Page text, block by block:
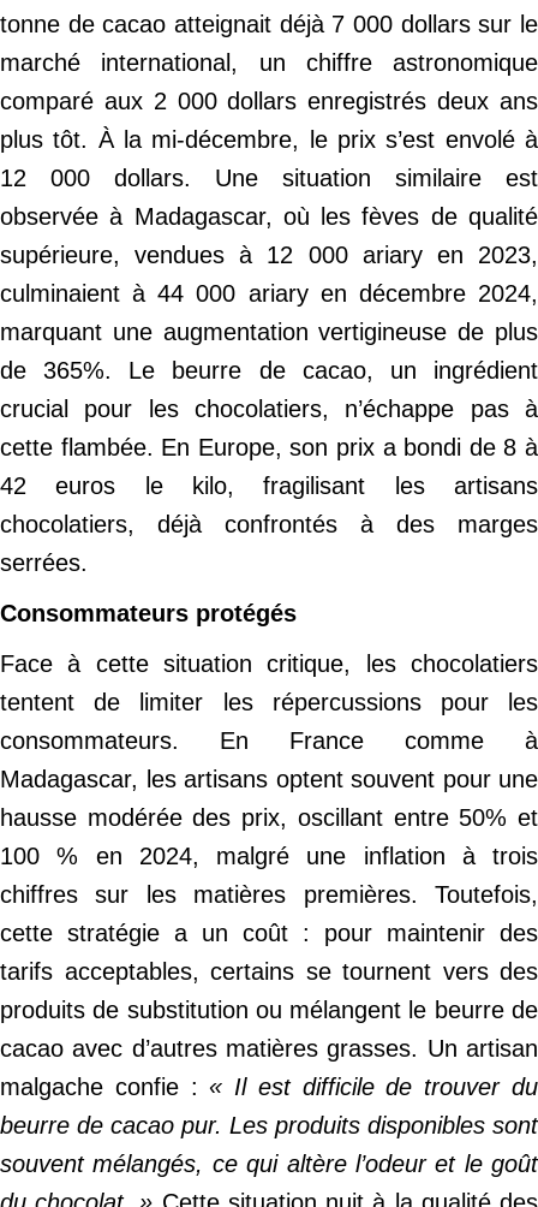
tonne de cacao atteignait déjà 7 000 dollars sur le
marché international, un chiffre astronomique
comparé aux 2 000 dollars enregistrés deux ans
plus tôt. À la mi-décembre, le prix s’est envolé à
12 000 dollars. Une situation similaire est
observée à Madagascar, où les fèves de qualité
supérieure, vendues à 12 000 ariary en 2023,
culminaient à 44 000 ariary en décembre 2024,
marquant une augmentation vertigineuse de plus
de 365%. Le beurre de cacao, un ingrédient
crucial pour les chocolatiers, n’échappe pas à
cette flambée. En Europe, son prix a bondi de 8 à
42 euros le kilo, fragilisant les artisans
chocolatiers, déjà confrontés à des marges
serrées.
Consommateurs protégés
Face à cette situation critique, les chocolatiers
tentent de limiter les répercussions pour les
consommateurs. En France comme à
Madagascar, les artisans optent souvent pour une
hausse modérée des prix, oscillant entre 50% et
100 % en 2024, malgré une inflation à trois
chiffres sur les matières premières. Toutefois,
cette stratégie a un coût : pour maintenir des
tarifs acceptables, certains se tournent vers des
produits de substitution ou mélangent le beurre de
cacao avec d’autres matières grasses. Un artisan
malgache confie :« Il est difficile de trouver du
beurre de cacao pur. Les produits disponibles sont
souvent mélangés, ce qui altère l’odeur et le goût